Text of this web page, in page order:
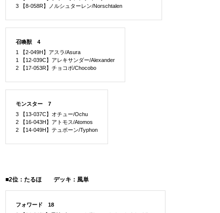
3 【8-058R】ノルシュターレン/Norschtalen
召喚獣 4
1 【2-049H】アスラ/Asura
1 【12-039C】アレキサンダー/Alexander
2 【17-053R】チョコボ/Chocobo
モンスター 7
3 【13-037C】オチュー/Ochu
2 【16-043H】アトモス/Atomos
2 【14-049H】テュポーン/Typhon
■2位：たるほ デッキ：風単
フォワード 18